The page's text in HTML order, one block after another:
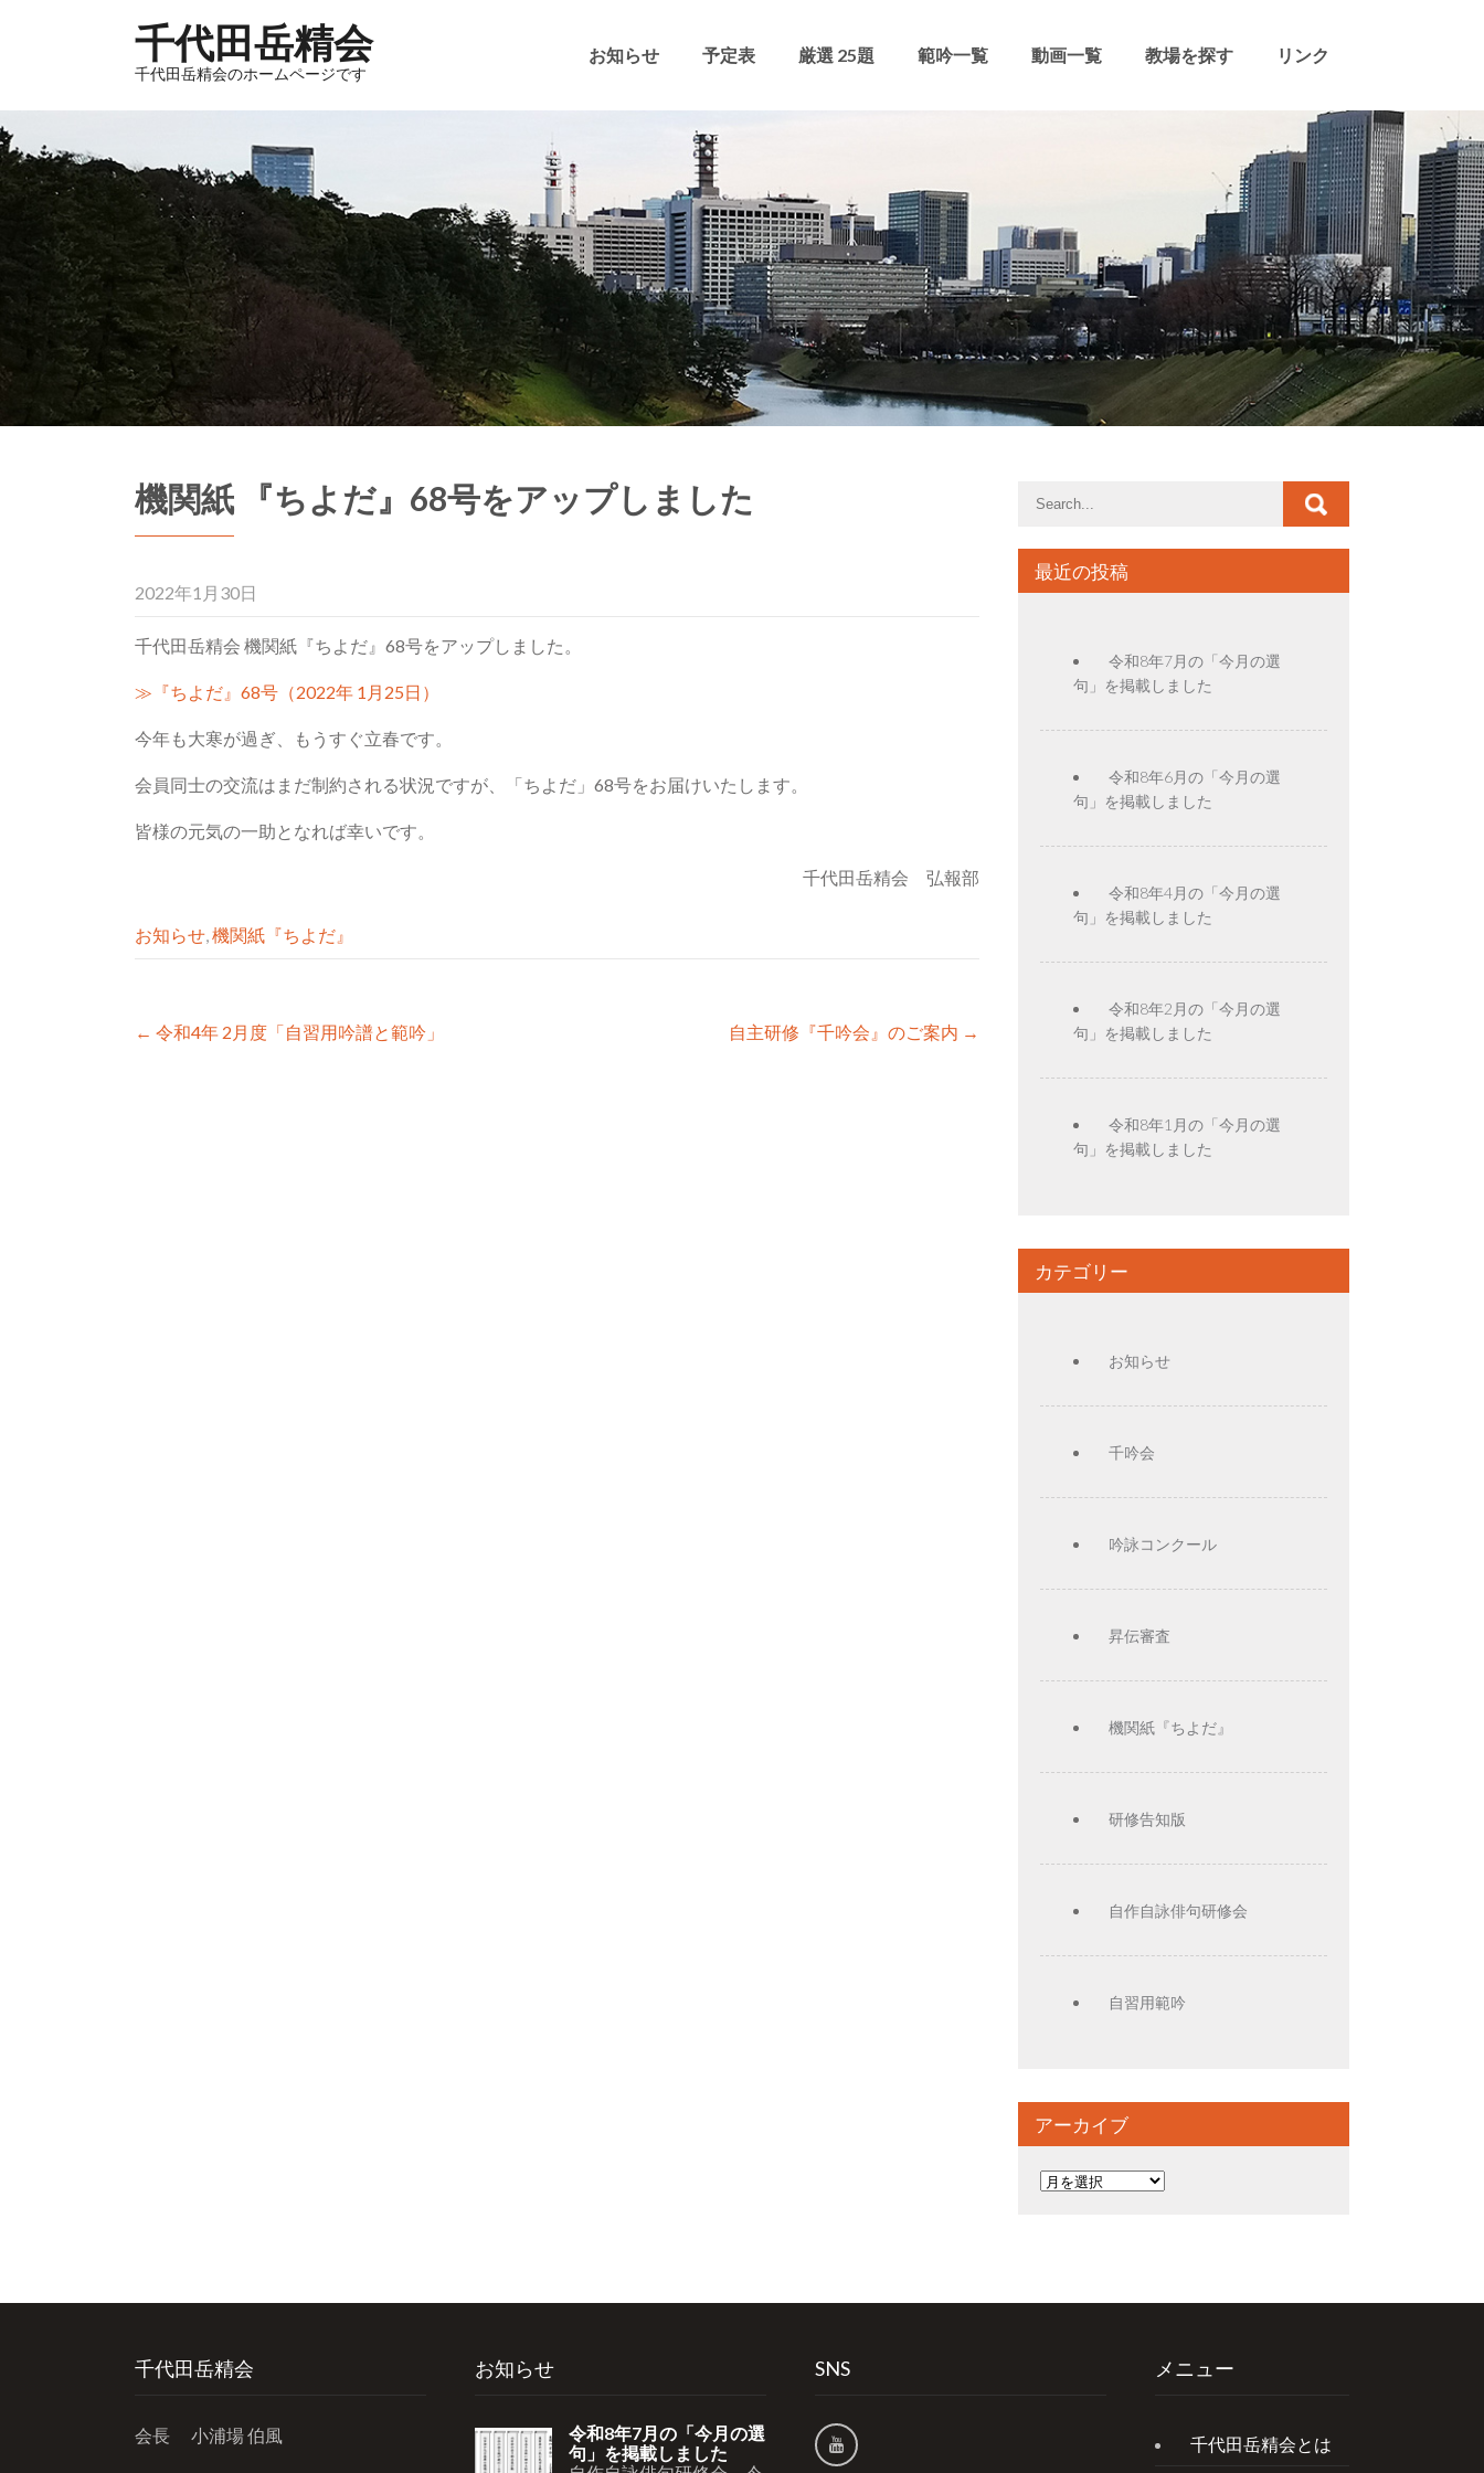
千代田岳精会
千代田岳精会のホームページです
お知らせ 予定表 厳選 25題 範吟一覧 動画一覧 教場を探す リンク
機関紙 『ちよだ』68号をアップしました
2022年1月30日
千代田岳精会 機関紙『ちよだ』68号をアップしました。
≫『ちよだ』68号（2022年 1月25日）
今年も大寒が過ぎ、もうすぐ立春です。
会員同士の交流はまだ制約される状況ですが、「ちよだ」68号をお届けいたします。
皆様の元気の一助となれば幸いです。
千代田岳精会 弘報部
お知らせ,機関紙『ちよだ』
Post
navigation
← 令和4年 2月度「自習用吟譜と範吟」 自主研修『千吟会』のご案内 →
最近の投稿
令和8年7月の「今月の選
句」を掲載しました
令和8年6月の「今月の選
句」を掲載しました
令和8年4月の「今月の選
句」を掲載しました
令和8年2月の「今月の選
句」を掲載しました
令和8年1月の「今月の選
句」を掲載しました
カテゴリー
お知らせ
千吟会
吟詠コンクール
昇伝審査
機関紙『ちよだ』
研修告知版
自作自詠俳句研修会
自習用範吟
アーカイブ
ア
千代田岳精会
会長 小浦場 伯風
お知らせ
令和8年7月の「今月の選
句」を掲載しました
SNS メニュー
千代田岳精会とは